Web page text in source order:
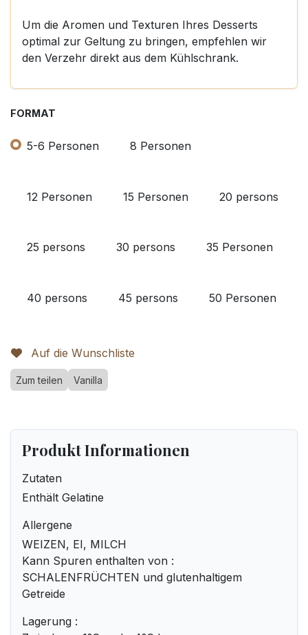
Um die Aromen und Texturen Ihres Desserts
optimal zur Geltung zu bringen, empfehlen wir
den Verzehr direkt aus dem Kühlschrank.
FORMAT
5-6 Personen 8 Personen
12 Personen 15 Personen 20 persons
25 persons 30 persons 35 Personen
40 persons 45 persons 50 Personen
Auf die Wunschliste
Zum teilen Vanilla
Produkt Informationen
Zutaten
Enthält Gelatine
Allergene
WEIZEN, EI, MILCH
Kann Spuren enthalten von :
SCHALENFRÜCHTEN und glutenhaltigem
Getreide
Lagerung :